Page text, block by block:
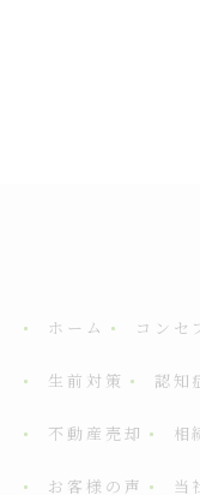
ホーム コンセ
生前対策 認知
不動産売却 相
お客様の声 当